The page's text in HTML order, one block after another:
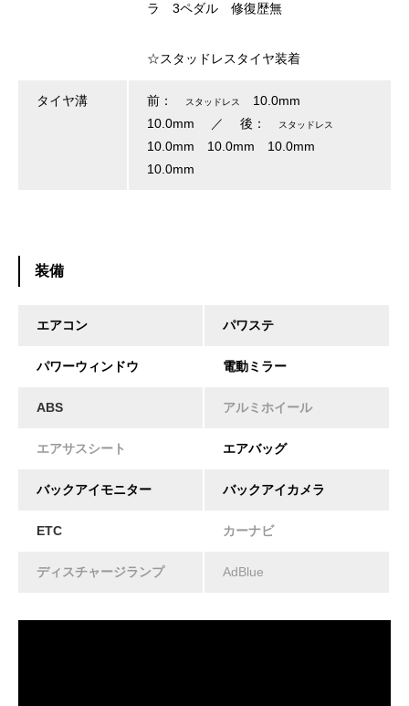
ラ 3ペダル 修復歴無
☆スタッドレスタイヤ装着
タイヤ溝 前： スタッドレス
10.0mm
10.0mm ／ 後：
スタッドレス
10.0mm 10.0mm 10.0mm
10.0mm
装備
エアコン パワステ
パワーウィンドウ 電動ミラー
ABS アルミホイール
エアサスシート エアバッグ
バックアイモニター バックアイカメラ
ETC カーナビ
ディスチャージランプ AdBlue